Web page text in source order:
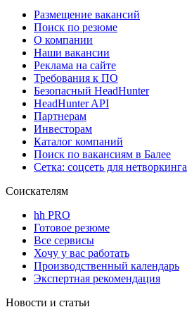
Размещение вакансий
Поиск по резюме
О компании
Наши вакансии
Реклама на сайте
Требования к ПО
Безопасный HeadHunter
HeadHunter API
Партнерам
Инвесторам
Каталог компаний
Поиск по вакансиям в Балее
Сетка: соцсеть для нетворкинга
Соискателям
hh PRO
Готовое резюме
Все сервисы
Хочу у вас работать
Производственный календарь
Экспертная рекомендация
Новости и статьи